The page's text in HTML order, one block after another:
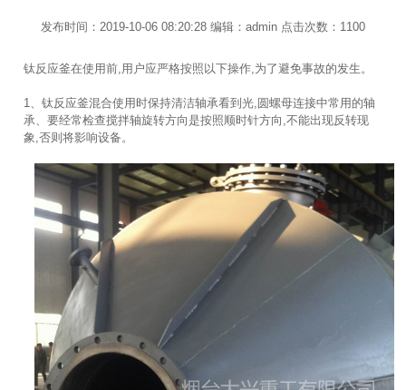
发布时间：2019-10-06 08:20:28 编辑：admin 点击次数：1100
钛反应釜在使用前,用户应严格按照以下操作,为了避免事故的发生。
1、钛反应釜混合使用时保持清洁轴承看到光,圆螺母连接中常用的轴
承、要经常检查搅拌轴旋转方向是按照顺时针方向,不能出现反转现
象,否则将影响设备。